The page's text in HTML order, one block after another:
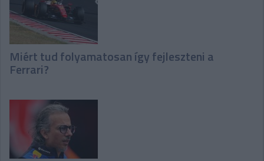
Miért tud folyamatosan így fejleszteni a
Ferrari?